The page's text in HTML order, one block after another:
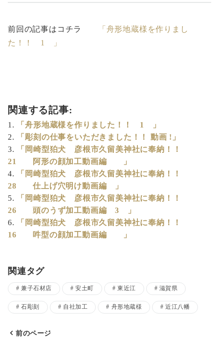
前回の記事はコチラ
「舟形地蔵様を作りまし
た！！ 1 」
関連する記事:
「舟形地蔵様を作りました！！ 1 」
「彫刻の仕事をいただきました！！ 動画 !」
「岡崎型狛犬 彦根市久留美神社に奉納！！
21 阿形の顔加工動画編 」
「岡崎型狛犬 彦根市久留美神社に奉納！！
28 仕上げ穴明け動画編 」
「岡崎型狛犬 彦根市久留美神社に奉納！！
26 頭のうず加工動画編 3 」
「岡崎型狛犬 彦根市久留美神社に奉納！！
16 吽型の顔加工動画編 」
関連タグ
兼子石材店 安土町 東近江 滋賀県
石彫刻 自社加工 舟形地蔵様 近江八幡
前のページ